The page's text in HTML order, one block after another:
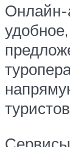
Онлайн-